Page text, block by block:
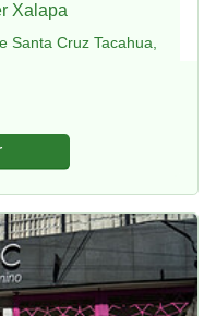
Xalapa
Santa Cruz Tacahua,